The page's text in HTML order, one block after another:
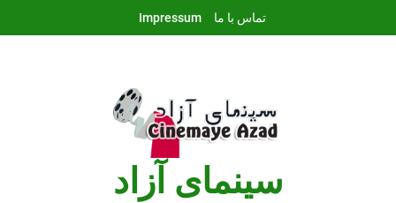
تماس با ما Impressum
سينماى آزاد